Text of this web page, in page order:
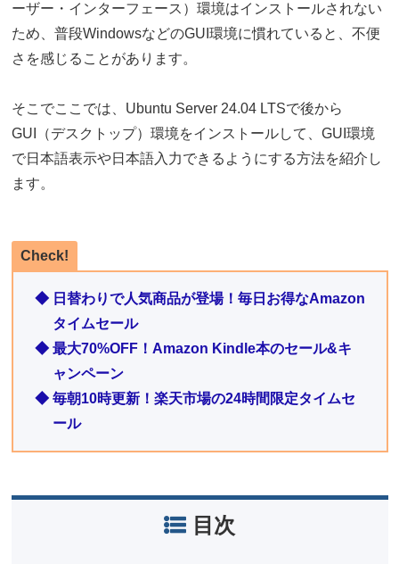
ーザー・インターフェース）環境はインストールされない
ため、普段WindowsなどのGUI環境に慣れていると、不便
さを感じることがあります。
そこでここでは、Ubuntu Server 24.04 LTSで後から
GUI（デスクトップ）環境をインストールして、GUI環境
で日本語表示や日本語入力できるようにする方法を紹介し
ます。
Check!
◆ 日替わりで人気商品が登場！毎日お得なAmazon
タイムセール
◆ 最大70%OFF！Amazon Kindle本のセール&キ
ャンペーン
◆ 毎朝10時更新！楽天市場の24時間限定タイムセ
ール
目次